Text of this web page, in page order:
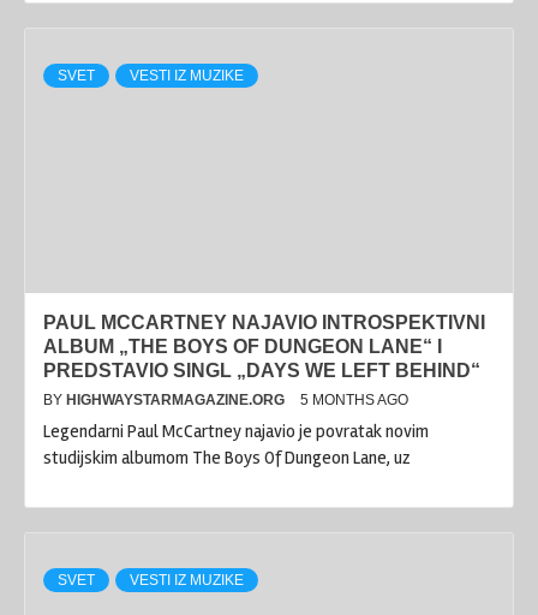
SVET VESTI IZ MUZIKE
PAUL MCCARTNEY NAJAVIO INTROSPEKTIVNI
ALBUM „THE BOYS OF DUNGEON LANE“ I
PREDSTAVIO SINGL „DAYS WE LEFT BEHIND“
BY HIGHWAYSTARMAGAZINE.ORG 5 MONTHS AGO
Legendarni Paul McCartney najavio je povratak novim
studijskim albumom The Boys Of Dungeon Lane, uz
SVET VESTI IZ MUZIKE